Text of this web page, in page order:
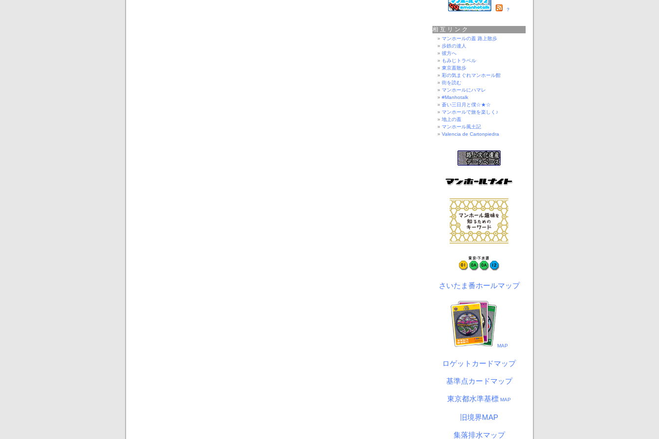
？
相互リンク
マンホールの蓋 路上散歩
歩鉄の達人
彼方へ
もみじトラベル
東京蓋散歩
彩の気まぐれマンホール館
街を読む
マンホールにハマレ
#Manhotalk
蒼い三日月と僕☆★☆
マンホールで旅を楽しく♪
地上の蓋
マンホール風土記
Valencia de Cartonpiedra
さいたま番ホールマップ
MAP
ロゲットカードマップ
基準点カードマップ
東京都水準基標 MAP
旧境界MAP
集落排水マップ